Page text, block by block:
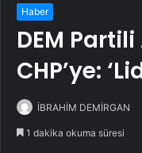
Haber
DEM
CHP’ye:
İBRAHİM DEMİRGAN
1 dakika okuma süresi